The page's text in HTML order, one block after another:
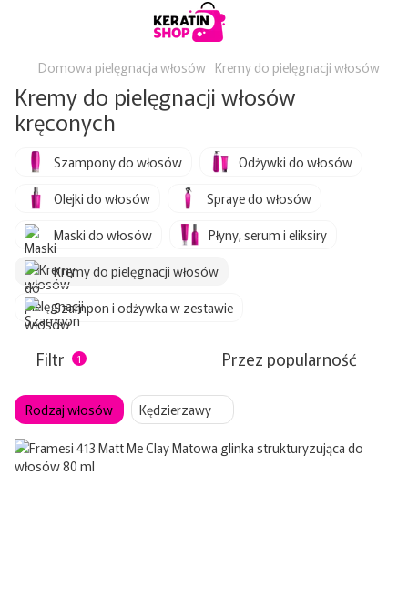
Domowa pielęgnacja włosów Kremy do pielęgnacji włosów
Kremy do pielęgnacji włosów
kręconych
Szampony do włosów
Odżywki do włosów
Olejki do włosów
Spraye do włosów
Maski do włosów
Płyny, serum i eliksiry
Kremy do pielęgnacji włosów
Szampon i odżywka w zestawie
Filtr 1 Przez popularność
Rodzaj włosów Kędzierzawy